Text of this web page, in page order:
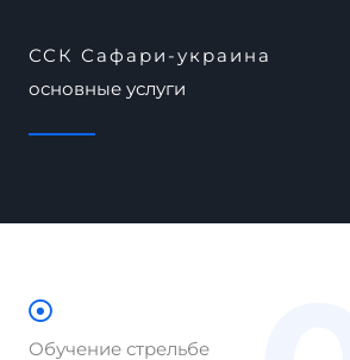
ССК Сафари-украина
основные услуги
Обучение стрельбе